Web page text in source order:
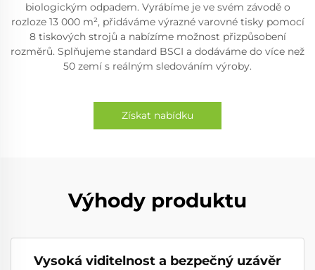
biologickým odpadem. Vyrábíme je ve svém závodě o
rozloze 13 000 m², přidáváme výrazné varovné tisky pomocí
8 tiskových strojů a nabízíme možnost přizpůsobení
rozměrů. Splňujeme standard BSCI a dodáváme do více než
50 zemí s reálným sledováním výroby.
Získat nabídku
Výhody produktu
Vysoká viditelnost a bezpečný uzávěr